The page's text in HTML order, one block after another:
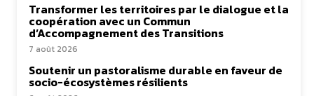
Transformer les territoires par le dialogue et la
coopération avec un Commun
d’Accompagnement des Transitions
7 août 2026
Soutenir un pastoralisme durable en faveur de
socio-écosystèmes résilients